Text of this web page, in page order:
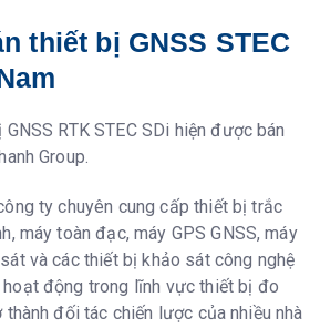
thiết bị GNSS STEC
RTK STEC SDi hiện được bán
Group.
ty chuyên cung cấp thiết bị trắc
máy toàn đạc, máy GPS GNSS, máy
và các thiết bị khảo sát công nghệ
hoạt động trong lĩnh vực thiết bị đo
đối tác chiến lược của nhiều nhà